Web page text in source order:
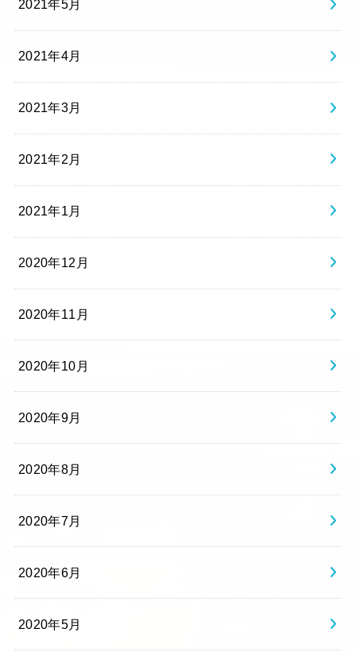
2021年5月
2021年4月
2021年3月
2021年2月
2021年1月
2020年12月
2020年11月
2020年10月
2020年9月
2020年8月
2020年7月
2020年6月
2020年5月